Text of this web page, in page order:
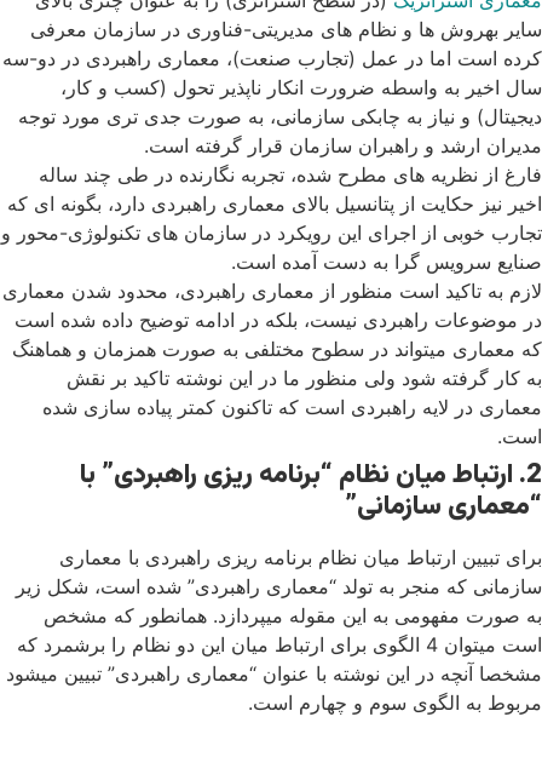
سایر بهروش ها و نظام های مدیریتی-فناوری در سازمان معرفی
کرده است اما در عمل (تجارب صنعت)، معماری راهبردی در دو-سه
سال اخیر به واسطه ضرورت انکار ناپذیر تحول (کسب و کار،
دیجیتال) و نیاز به چابکی سازمانی، به صورت جدی تری مورد توجه
مدیران ارشد و راهبران سازمان قرار گرفته است.
فارغ از نظریه های مطرح شده، تجربه نگارنده در طی چند ساله
اخیر نیز حکایت از پتانسیل بالای معماری راهبردی دارد، بگونه ای که
تجارب خوبی از اجرای این رویکرد در سازمان های تکنولوژی-محور و
صنایع سرویس گرا به دست آمده است.
لازم به تاکید است منظور از معماری راهبردی، محدود شدن معماری
در موضوعات راهبردی نیست، بلکه در ادامه توضیح داده شده است
که معماری میتواند در سطوح مختلفی به صورت همزمان و هماهنگ
به کار گرفته شود ولی منظور ما در این نوشته تاکید بر نقش
معماری در لایه راهبردی است که تاکنون کمتر پیاده سازی شده
است.
2. ارتباط میان نظام “برنامه ریزی راهبردی” با
“معماری سازمانی”
برای تبیین ارتباط میان نظام برنامه ریزی راهبردی با معماری
سازمانی که منجر به تولد “معماری راهبردی” شده است، شکل زیر
به صورت مفهومی به این مقوله میپردازد. همانطور که مشخص
است میتوان 4 الگوی برای ارتباط میان این دو نظام را برشمرد که
مشخصا آنچه در این نوشته با عنوان “معماری راهبردی” تبیین میشود
مربوط به الگوی سوم و چهارم است.